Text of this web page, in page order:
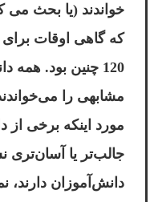
خواندند (یا بحث می
120 چنین بود.
مشابهی را
مورد اینکه برخی از
جالب‌تر یا آسان‌تری
دانش‌آموزان دارند،